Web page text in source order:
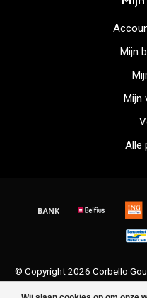
Mijn
Mijn
Alle
© Copyright 2026 Corbello
Lightspeed